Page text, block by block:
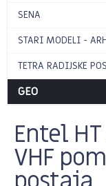
SENA
STARI MODELI -
TETRA RADIJSKE
GEO
Entel
VHF